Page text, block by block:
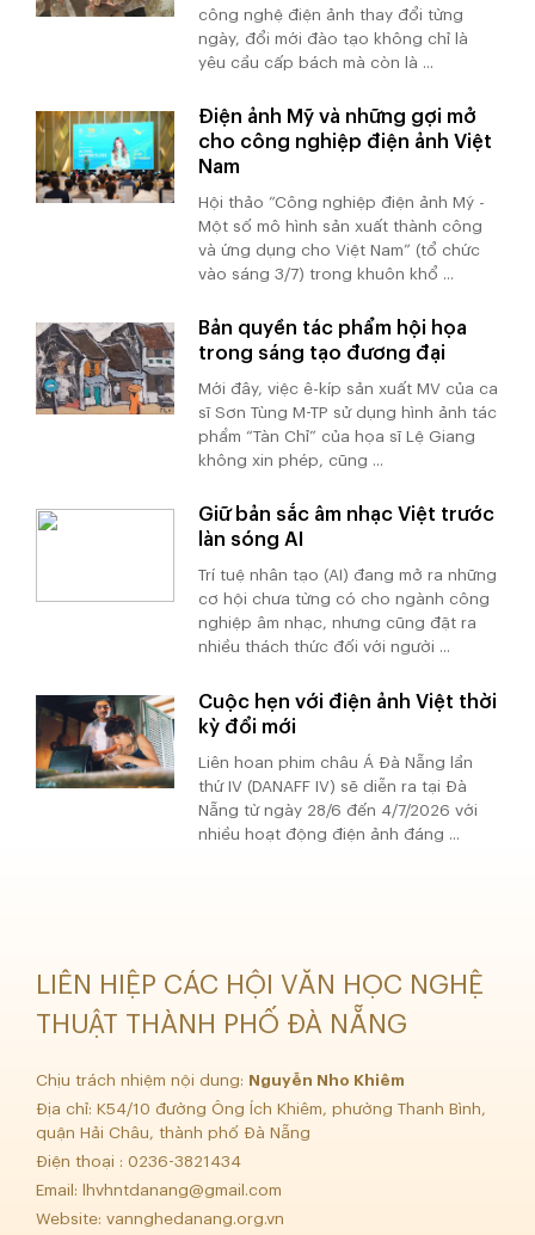
công nghệ điện ảnh thay đổi từng
ngày, đổi mới đào tạo không chỉ là
yêu cầu cấp bách mà còn là ...
Điện ảnh Mỹ và những gợi mở
cho công nghiệp điện ảnh Việt
Nam
Hội thảo “Công nghiệp điện ảnh Mỹ -
Một số mô hình sản xuất thành công
và ứng dụng cho Việt Nam” (tổ chức
vào sáng 3/7) trong khuôn khổ ...
Bản quyền tác phẩm hội họa
trong sáng tạo đương đại
Mới đây, việc ê-kíp sản xuất MV của ca
sĩ Sơn Tùng M-TP sử dụng hình ảnh tác
phẩm “Tàn Chỉ” của họa sĩ Lệ Giang
không xin phép, cũng ...
Giữ bản sắc âm nhạc Việt trước
làn sóng AI
Trí tuệ nhân tạo (AI) đang mở ra những
cơ hội chưa từng có cho ngành công
nghiệp âm nhạc, nhưng cũng đặt ra
nhiều thách thức đối với người ...
Cuộc hẹn với điện ảnh Việt thời
kỳ đổi mới
Liên hoan phim châu Á Đà Nẵng lần
thứ IV (DANAFF IV) sẽ diễn ra tại Đà
Nẵng từ ngày 28/6 đến 4/7/2026 với
nhiều hoạt động điện ảnh đáng ...
LIÊN HIỆP CÁC HỘI VĂN HỌC NGHỆ
THUẬT THÀNH PHỐ ĐÀ NẴNG
Chịu trách nhiệm nội dung: Nguyễn Nho Khiêm
Địa chỉ: K54/10 đường Ông Ích Khiêm, phường Thanh Bình,
quận Hải Châu, thành phố Đà Nẵng
Điện thoại : 0236-3821434
Email:
lhvhntdanang@gmail.com
Website: vannghedanang.org.vn